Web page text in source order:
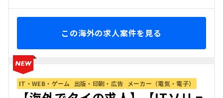
この海外の求人案件を見る
IT・WEB・ゲーム 出版・印刷・広告 メーカー（電気・電子）